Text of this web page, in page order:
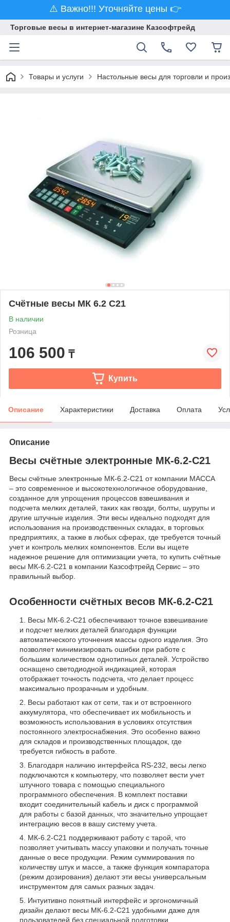
⚠️ Важно!!! Уточняйте цены 👉
Торговые весы в интернет-магазине Казсофтрейд
Товары и услуги Настольные весы для торговли и
Счётные весы МК 6.2 C21
В наличии
Розница
106 500 ₸
Купить
Описание Характеристики Доставка Оплата
Описание
Весы счётные электронные МК-6.2-С21
Весы счётные электронные МК-6.2-С21 от компании МАССА
– это современное и высокотехнологичное оборудование,
созданное для упрощения процессов взвешивания и
подсчета мелких деталей, таких как гвозди, болты, шурупы и
другие штучные изделия. Эти весы идеально подходят для
использования на производственных складах, в торговых
предприятиях, а также в любых сферах, где требуется точный
учет и контроль мелких компонентов. Если вы ищете
надежное решение для оптимизации учета, то купить счётные
весы МК-6.2-С21 в компании Казсофтрейд Сервис – это
правильный выбор.
Особенности счётных весов МК-6.2-С21
Весы МК-6.2-С21 обеспечивают точное взвешивание
и подсчет мелких деталей благодаря функции
автоматического уточнения массы одного изделия. Это
позволяет минимизировать ошибки при работе с
большим количеством однотипных деталей. Устройство
оснащено светодиодной индикацией, которая
отображает точность подсчета, что делает процесс
максимально прозрачным и удобным.
Весы работают как от сети, так и от встроенного
аккумулятора, что обеспечивает их мобильность и
возможность использования в условиях отсутствия
постоянного электроснабжения. Это особенно важно
для складов и производственных площадок, где
требуется гибкость в работе.
Благодаря наличию интерфейса RS-232, весы легко
подключаются к компьютеру, что позволяет вести учет
штучного товара с помощью специального
программного обеспечения. В комплект поставки
входит соединительный кабель и диск с программой
для работы с базой данных, что значительно упрощает
интеграцию весов в вашу систему учета.
МК-6.2-С21 поддерживают работу с тарой, что
позволяет учитывать массу упаковки и получать точные
данные о весе продукции. Режим суммирования по
количеству штук и массе, а также функция компаратора
(режим дозирования) делают эти весы универсальным
инструментом для самых разных задач.
Интуитивно понятный интерфейс и эргономичный
дизайн делают весы МК-6.2-С21 удобными даже для
пользователей без специальной подготовки.